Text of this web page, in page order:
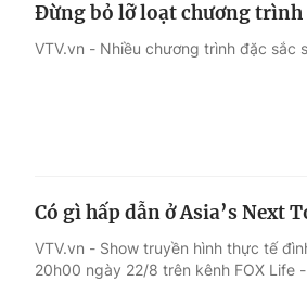
Đừng bỏ lỡ loạt chương trình
VTV.vn - Nhiều chương trình đặc sắc
Có gì hấp dẫn ở Asia’s Next
VTV.vn - Show truyền hình thực tế
20h00 ngày 22/8 trên kênh FOX Life